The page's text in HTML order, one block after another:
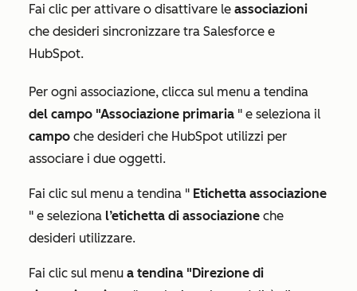
Fai clic per attivare o disattivare le associazioni
che desideri sincronizzare tra Salesforce e
HubSpot.
Per ogni associazione, clicca sul menu a tendina
del campo "Associazione primaria " e seleziona il
campo che desideri che HubSpot utilizzi per
associare i due oggetti.
Fai clic sul menu a tendina " Etichetta associazione
" e seleziona l’etichetta di associazione che
desideri utilizzare.
Fai clic sul menu a tendina "Direzione di